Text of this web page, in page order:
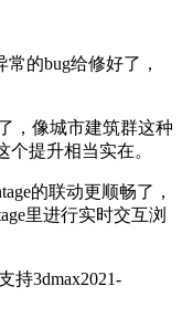
bug给修好了，
，像城市建筑群这种
提升相当实在。
的联动更顺畅了，
里进行实时交互浏